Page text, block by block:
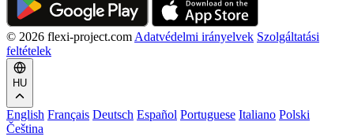
© 2026 flexi-project.com Adatvédelmi irányelvek Szolgáltatási
feltételek
HU
English Français Deutsch Español Portuguese Italiano Polski
Čeština